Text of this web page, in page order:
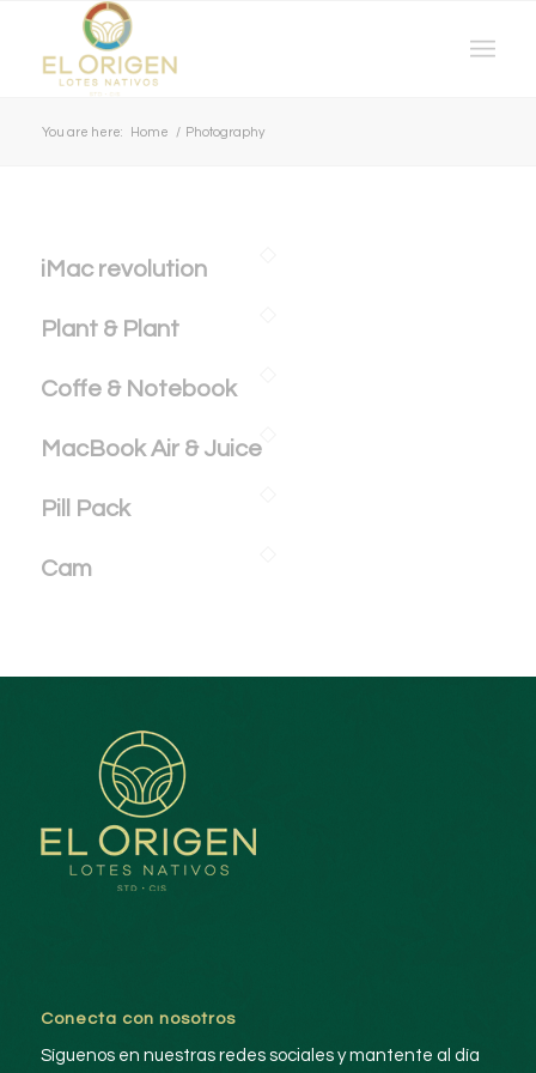
You are here: Home / Photography
iMac revolution
Plant & Plant
Coffe & Notebook
MacBook Air & Juice
Pill Pack
Cam
Conecta con nosotros
Síguenos en nuestras redes sociales y mantente al día